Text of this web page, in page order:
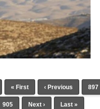
« First ‹ Previous 897
905 Next › Last »